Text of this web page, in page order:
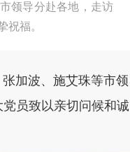
领导分赴各地，走访
祝福。
加波、施艾珠等市领
员致以亲切问候和诚